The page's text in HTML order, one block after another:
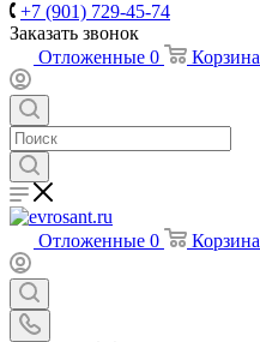
+7 (901) 729-45-74
Заказать звонок
Отложенные 0 Корзина
Отложенные 0 Корзина